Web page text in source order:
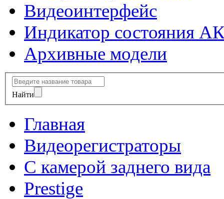
Видеоинтерфейс
Индикатор состояния
Архивные модели
Найти
Главная
Видеорегистраторы
С камерой заднего вида
Prestige